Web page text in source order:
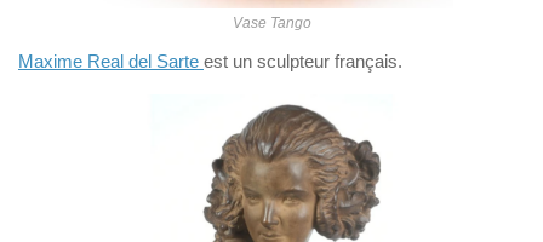
Vase Tango
Maxime Real del Sarte est un sculpteur français.